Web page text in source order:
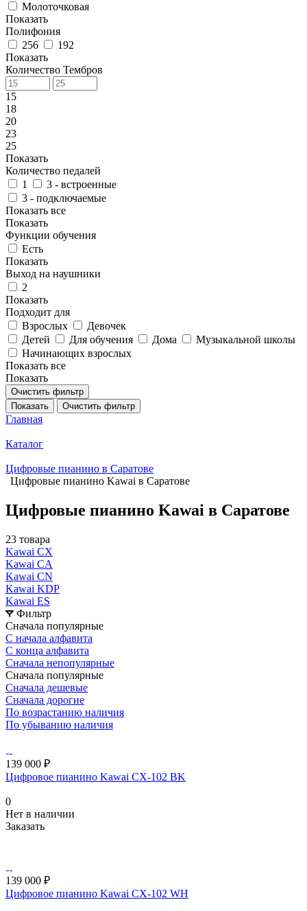
Молоточковая
Показать
Полифония
256
192
Показать
Количество Тембров
15
18
20
23
25
Показать
Количество педалей
1
3 - встроенные
3 - подключаемые
Показать все
Показать
Функции обучения
Есть
Показать
Выход на наушники
2
Показать
Подходит для
Взрослых
Девочек
Детей
Для обучения Дома
Музыкальной школы
Начинающих взрослых
Показать все
Показать
Очистить фильтр
Показать
Очистить фильтр
Главная
Каталог
Цифровые пианино в Саратове
Цифровые пианино Kawai в Саратове
Цифровые пианино Kawai в Саратове
23 товара
Kawai CX
Kawai CA
Kawai CN
Kawai KDP
Kawai ES
Фильтр
Сначала популярные
С начала алфавита
С конца алфавита
Сначала непопулярные
Сначала популярные
Сначала дешевые
Сначала дорогие
По возрастанию наличия
По убыванию наличия
139 000 ₽
Цифровое пианино Kawai CX-102 BK
0
Нет в наличии
Заказать
139 000 ₽
Цифровое пианино Kawai CX-102 WH